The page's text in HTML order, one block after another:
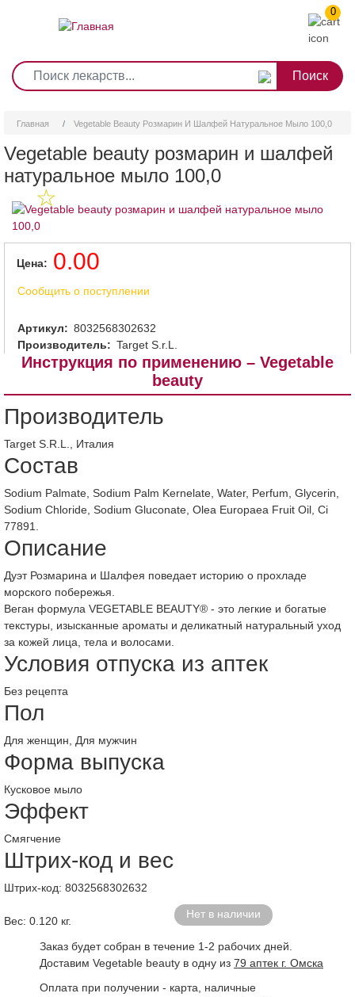
0
Главная Vegetable Beauty Розмарин И Шалфей Натуральное Мыло 100,0
Vegetable beauty розмарин и шалфей
натуральное мыло 100,0
Цена 0.00
Сообщить о поступлении
Артикул
8032568302632
Производитель
Target S.r.L.
Инструкция по применению – Vegetable
beauty
Производитель
Target S.R.L., Италия
Состав
Sodium Palmate, Sodium Palm Kernelate, Water, Perfum, Glycerin,
Sodium Chloride, Sodium Gluconate, Olea Europaea Fruit Oil, Ci
77891.
Описание
Дуэт Розмарина и Шалфея поведает историю о прохладе
морского побережья.
Веган формула VEGETABLE BEAUTY® - это легкие и богатые
текстуры, изысканные ароматы и деликатный натуральный уход
за кожей лица, тела и волосами.
Условия отпуска из аптек
Без рецепта
Пол
Для женщин, Для мужчин
Форма выпуска
Кусковое мыло
Эффект
Смягчение
Штрих-код и вес
Штрих-код: 8032568302632
Вес: 0.120 кг.
Нет в наличии
Заказ будет собран в течение 1-2 рабочих дней.
Доставим Vegetable beauty в одну из 79 аптек г. Омска
Оплата при получении - карта, наличные